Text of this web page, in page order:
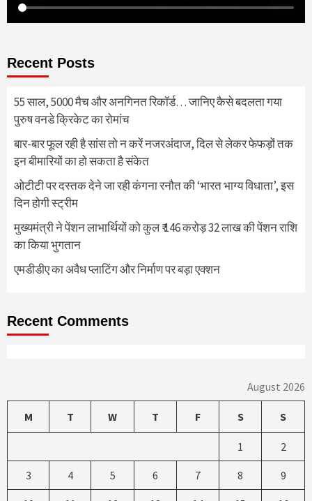
Recent Posts
55 साल, 5000 मैच और अनगिनत रिकॉर्ड… जानिए कैसे बदलता गया
पुरुष वनडे क्रिकेट का रोमांच
बार-बार फूल रही है सांस तो न करें नजरअंदाज, दिल से लेकर फेफड़ों तक
इन बीमारियों का हो सकता है संकेत
ओटीटी पर दस्तक देने जा रही कंगना रनौत की ‘भारत भाग्य विधाता’, इस
दिन होगी स्ट्रीम
मुख्यमंत्री ने पेंशन लाभार्थियों को कुल ₹ 146 करोड़ 32 लाख की पेंशन राशि
का किया भुगतान
एमडीडीए का अवैध प्लाटिंग और निर्माण पर बड़ा एक्शन
Recent Comments
August 2026
M T W T F S S
1 2
3 4 5 6 7 8 9